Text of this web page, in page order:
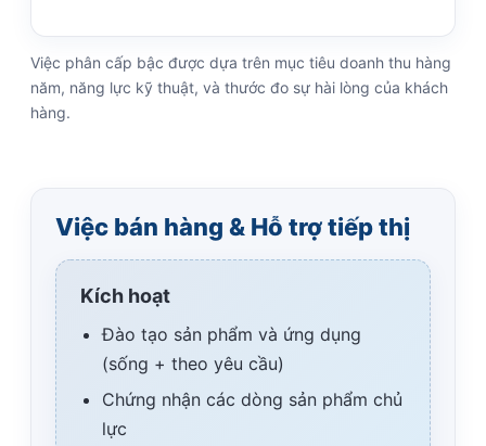
Việc phân cấp bậc được dựa trên mục tiêu doanh thu hàng
năm, năng lực kỹ thuật, và thước đo sự hài lòng của khách
hàng.
Việc bán hàng & Hỗ trợ tiếp thị
Kích hoạt
Đào tạo sản phẩm và ứng dụng
(sống + theo yêu cầu)
Chứng nhận các dòng sản phẩm chủ
lực